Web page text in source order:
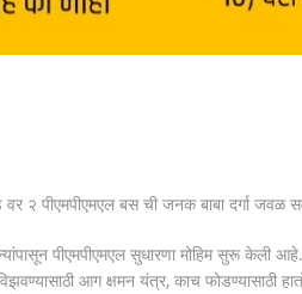
२ पीएमपीएमएल बस ची जनक बाबा दर्गा जवळ
पीएमपीएमएल सुधारणा मोहिम सुरू
आग क्षमन यंत्र, काच